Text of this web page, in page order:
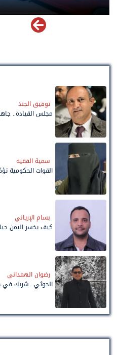
توفيق الجند
مجلس القيادة..
سمية الفقيه
القوات الحكومية
بسام الإرياني
كيف يخسر اليمن
رضوان الهمداني
الحوثي.. شريك في